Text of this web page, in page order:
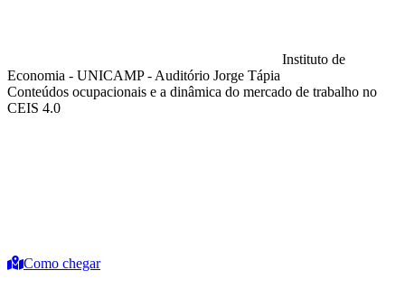
Instituto de
Economia - UNICAMP - Auditório Jorge Tápia
Conteúdos ocupacionais e a dinâmica do mercado de trabalho no
CEIS 4.0
Como chegar